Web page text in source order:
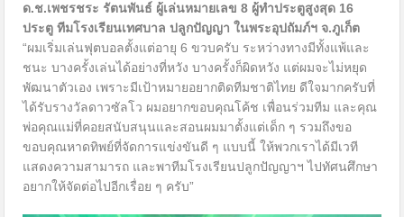
ด.ช.เพชรชระ รัตนพันธ์ ผู้เล่นหมายเลข8 ผู้ทำประตูสูงสุด 16
ประตู ทีมโรงเรียนเทศบาล ปลูกปัญญา ในพระอุปถัมภ์ฯ จ.ภูเก็ต
“ผมเริ่มเล่นฟุตบอลตั้งแต่อายุ 6 ขวบครับ ระหว่างทางมีทั้งแพ้และ
ชนะ บางครั้งเล่นได้อย่างที่หวัง บางครั้งก็ผิดหวัง แต่ผมจะไม่หยุด
พัฒนาตัวเอง เพราะมีเป้าหมายอยากติดทีมชาติไทย ดีใจมากครับที่
ได้รับรางวัลดาวซัลโว ผมอยากขอบคุณโค้ช เพื่อนร่วมทีม และคุณ
พ่อคุณแม่ที่คอยสนับสนุนและสอนผมมาตั้งแต่เด็ก ๆ รวมถึงขอ
ขอบคุณหาดทิพย์ที่จัดการแข่งขันดี ๆ แบบนี้ ให้พวกเราได้มีเวที
แสดงความสามารถ และพาทีมโรงเรียนปลูกปัญญาฯ ไปทัศนศึกษา
อยากให้จัดต่อไปอีกเรื่อย ๆ ครับ”